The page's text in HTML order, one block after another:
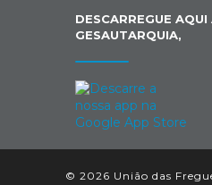
DESCARREGUE AQUI
GESAUTARQUIA,
© 2026 União das